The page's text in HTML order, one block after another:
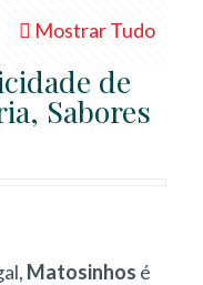
Mostrar Tudo
de
Sabores
Matosinhos é